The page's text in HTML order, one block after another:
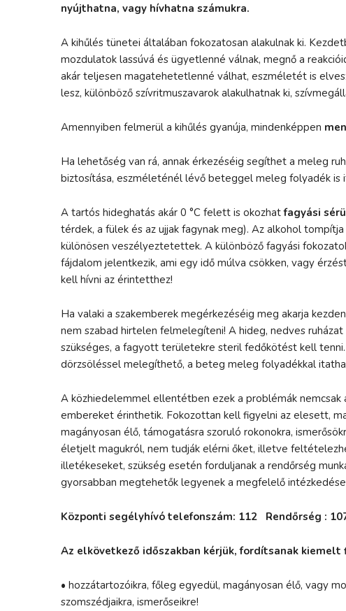
nyújthatna, vagy hívhatna számukra.
A kihűlés tünetei általában fokozatosan alakulnak ki.
mozdulatok lassúvá és ügyetlenné válnak, megnő a
akár teljesen magatehetetlenné válhat, eszméletét is
lesz, különböző szívritmuszavarok alakulhatnak ki,
Amennyiben felmerül a kihűlés gyanúja, mindenképpen
Ha lehetőség van rá, annak érkezéséig segíthet a meleg
biztosítása, eszméleténél lévő beteggel meleg folyadék
A tartós hideghatás akár 0 °C felett is okozhatfagyási
térdek, a fülek és az ujjak fagynak meg). Az alkohol
különösen veszélyeztetettek. A különböző fagyási
fájdalom jelentkezik, ami egy idő múlva csökken, vagy
kell hívni az érintetthez!
Ha valaki a szakemberek megérkezéséig meg akarja
nem szabad hirtelen felmelegíteni! A hideg, nedves
szükséges, a fagyott területekre steril fedőkötést kell
dörzsöléssel melegíthető, a beteg meleg folyadékkal
A közhiedelemmel ellentétben ezek a problémák nemcsak
embereket érinthetik. Fokozottan kell figyelni az elesett,
magányosan élő, támogatásra szoruló rokonokra,
életjelt magukról, nem tudják elérni őket, illetve
illetékeseket, szükség esetén forduljanak a rendőrség
gyorsabban megtehetők legyenek a megfelelő
Központi segélyhívó telefonszám: 112 Rendőrség :
Az elkövetkező időszakban kérjük, fordítsanak
• hozzátartozóikra, főleg egyedül, magányosan élő, vagy
szomszédjaikra, ismerőseikre!